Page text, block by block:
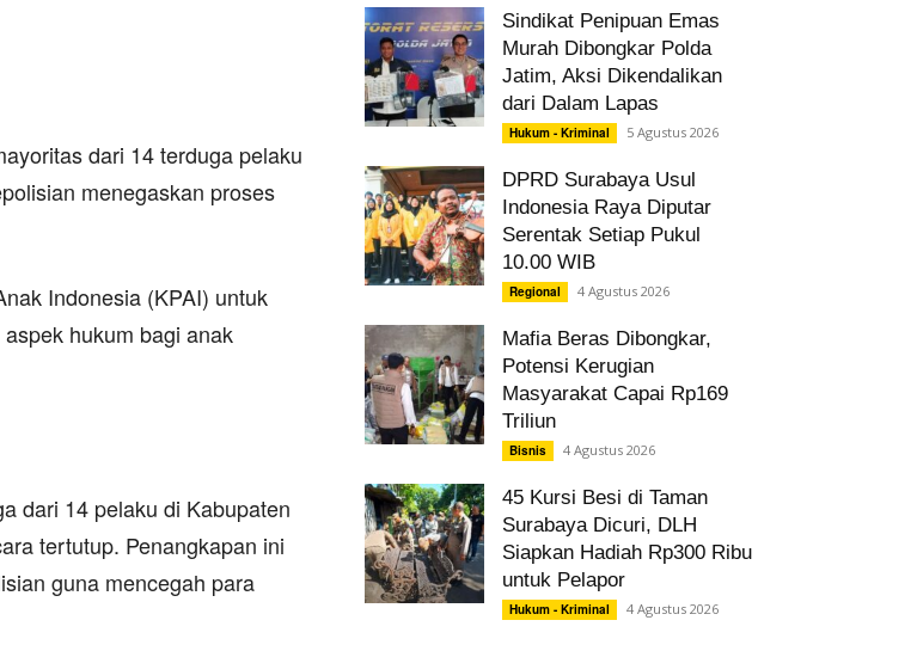
dari 14 terduga pelaku
menegaskan proses
Indonesia (KPAI) untuk
hukum bagi anak
dari 14 pelaku di Kabupaten
tertutup. Penangkapan ini
guna mencegah para
Sindikat Penipuan Emas
Murah Dibongkar Polda
Jatim, Aksi Dikendalikan
dari Dalam Lapas
Hukum - Kriminal 5 Agustus 2026
DPRD Surabaya Usul
Indonesia Raya Diputar
Serentak Setiap Pukul
10.00 WIB
Regional 4 Agustus 2026
Mafia Beras Dibongkar,
Potensi Kerugian
Masyarakat Capai Rp169
Triliun
Bisnis 4 Agustus 2026
45 Kursi Besi di Taman
Surabaya Dicuri, DLH
Siapkan Hadiah Rp300 Ribu
untuk Pelapor
Hukum - Kriminal 4 Agustus 2026